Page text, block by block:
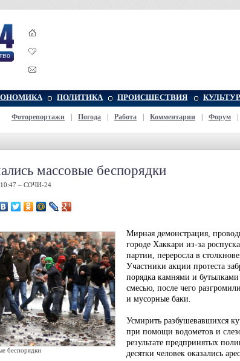
ПОЛИТИКА ПРОИСШЕСТВИЯ
Фоторепортажи Погода Работа Комментарии Форум
массовые беспорядки
10:47 – СОЧИ-24
беспорядки
Мирная демонстрация,
городе Хаккари из-за
партии, переросла в
Участники акции протеста
порядка камнями и бутылками
смесью, после чего
и мусорные баки.
Усмирить разбушевавшихся
при помощи водометов и
результате предпринятых
десятки человек оказались